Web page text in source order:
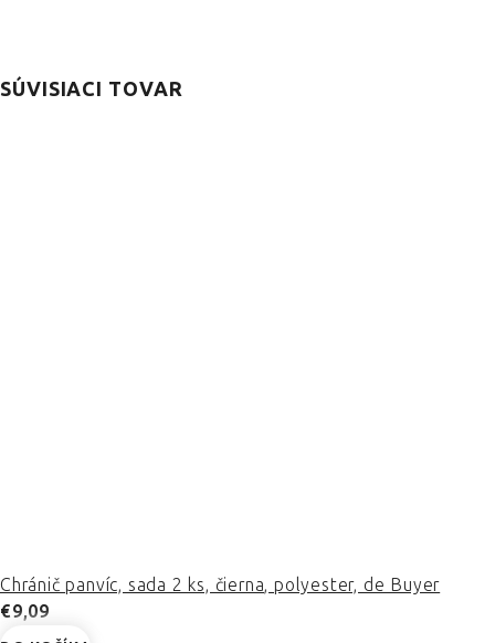
SÚVISIACI TOVAR
Chránič panvíc, sada 2 ks, čierna, polyester, de Buyer
€9,09